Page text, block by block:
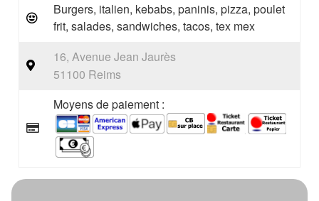
Burgers, italien, kebabs, paninis, pizza, poulet
frit, salades, sandwiches, tacos, tex mex
16, Avenue Jean Jaurès
51100 Reims
Moyens de paiement :